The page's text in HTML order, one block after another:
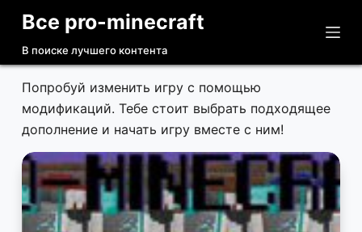
П
р
е
й
к
с
у
Все pro-minecraft
В поиске лучшего контента
Попробуй изменить игру с помощью
модификаций. Тебе стоит выбрать подходящее
дополнение и начать игру вместе с ним!